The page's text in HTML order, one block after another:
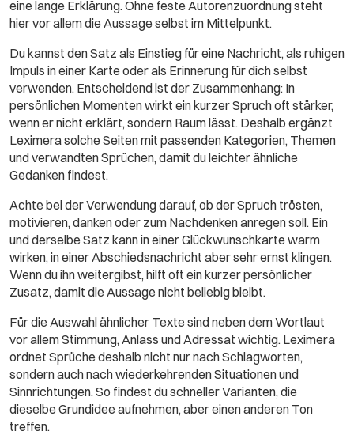
eine lange Erklärung. Ohne feste Autorenzuordnung steht
hier vor allem die Aussage selbst im Mittelpunkt.
Du kannst den Satz als Einstieg für eine Nachricht, als ruhigen
Impuls in einer Karte oder als Erinnerung für dich selbst
verwenden. Entscheidend ist der Zusammenhang: In
persönlichen Momenten wirkt ein kurzer Spruch oft stärker,
wenn er nicht erklärt, sondern Raum lässt. Deshalb ergänzt
Leximera solche Seiten mit passenden Kategorien, Themen
und verwandten Sprüchen, damit du leichter ähnliche
Gedanken findest.
Achte bei der Verwendung darauf, ob der Spruch trösten,
motivieren, danken oder zum Nachdenken anregen soll. Ein
und derselbe Satz kann in einer Glückwunschkarte warm
wirken, in einer Abschiedsnachricht aber sehr ernst klingen.
Wenn du ihn weitergibst, hilft oft ein kurzer persönlicher
Zusatz, damit die Aussage nicht beliebig bleibt.
Für die Auswahl ähnlicher Texte sind neben dem Wortlaut
vor allem Stimmung, Anlass und Adressat wichtig. Leximera
ordnet Sprüche deshalb nicht nur nach Schlagworten,
sondern auch nach wiederkehrenden Situationen und
Sinnrichtungen. So findest du schneller Varianten, die
dieselbe Grundidee aufnehmen, aber einen anderen Ton
treffen.